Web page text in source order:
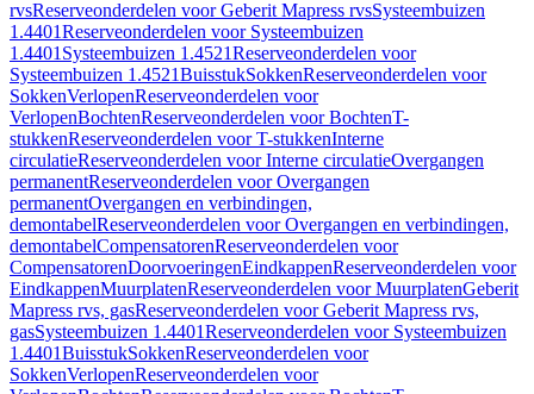
rvsReserveonderdelen voor Geberit Mapress rvsSysteembuizen
1.4401Reserveonderdelen voor Systeembuizen
1.4401 Systeembuizen 1.4521Reserveonderdelen voor
Systeembuizen 1.4521BuisstukSokkenReserveonderdelen voor
SokkenVerlopenReserveonderdelen voor
VerlopenBochtenReserveonderdelen voor BochtenT-
stukkenReserveonderdelen voor T-stukkenInterne
circulatieReserveonderdelen voor Interne circulatieOvergangen
permanentReserveonderdelen voor Overgangen
permanentOvergangen en verbindingen,
demontabelReserveonderdelen voor Overgangen en verbindingen,
demontabelCompensatorenReserveonderdelen voor
CompensatorenDoorvoeringenEindkappenReserveonderdelen voor
EindkappenMuurplatenReserveonderdelen voor MuurplatenGeberit
Mapress rvs, gasReserveonderdelen voor Geberit Mapress rvs,
gasSysteembuizen 1.4401Reserveonderdelen voor Systeembuizen
1.4401BuisstukSokkenReserveonderdelen voor
SokkenVerlopenReserveonderdelen voor